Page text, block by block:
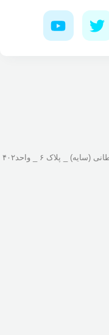
_ پلاک ۶ _ واحد۴۰۲